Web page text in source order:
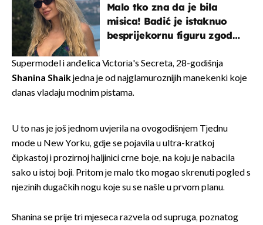
Malo tko zna da je bila
misica! Badić je istaknuo
besprijekornu figuru zgodne
Supermodel i anđelica Victoria's Secreta, 28-godišnja
Shanina Shaikjedna je od najglamuroznijih manekenki koje
danas vladaju modnim pistama.
U to nas je još jednom uvjerila na ovogodišnjem Tjednu
mode u New Yorku, gdje se pojavila u ultra-kratkoj
čipkastoj i prozirnoj haljinici crne boje, na koju je nabacila
sako u istoj boji. Pritom je malo tko mogao skrenuti pogled s
njezinih dugačkih nogu koje su se našle u prvom planu.
Shanina se prije tri mjeseca razvela od supruga, poznatog